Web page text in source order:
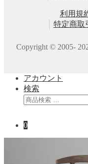
利用規
特定商取
Copyright © 2005-
アカウント
検索
検
対
象:
0